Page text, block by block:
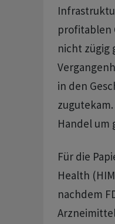
profitablen
nicht zügig
in den
Handel um
Für die
Health
nachdem